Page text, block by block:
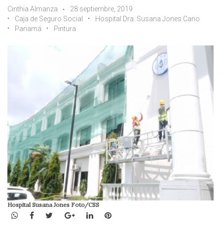
Cinthia Almanza
28 septiembre, 2019
Caja de Seguro Social
Hospital Dra. Susana Jones Cano
Panamá
Pintura
Hospital Susana Jones Foto/CSS
WhatsApp
Facebook
TwitterGoogle+LinkedInPinterest